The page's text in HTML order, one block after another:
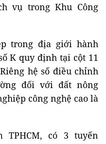
vụ trong Khu Công
trong địa giới hành
K quy định tại cột 11
hệ số điều chỉnh
đối với đất nông
công nghệ cao là
có 3 tuyến